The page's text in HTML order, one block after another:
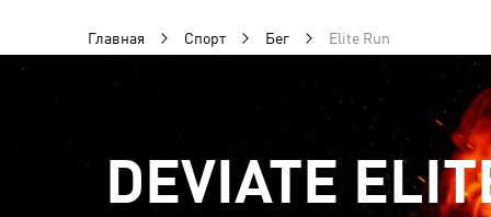
Главная Спорт Бег Elite Run
DEVIATE